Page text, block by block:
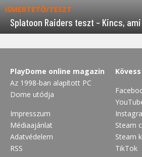
ISMERTETŐ/TESZT
Splatoon Raiders teszt – Kincs,
PlayDome online magazin
Az 1998-ban alapított PC
Dome utódja
Impresszum
Médiaajánlat
Adatvédelem
RSS
Steam
Steam
TikTok